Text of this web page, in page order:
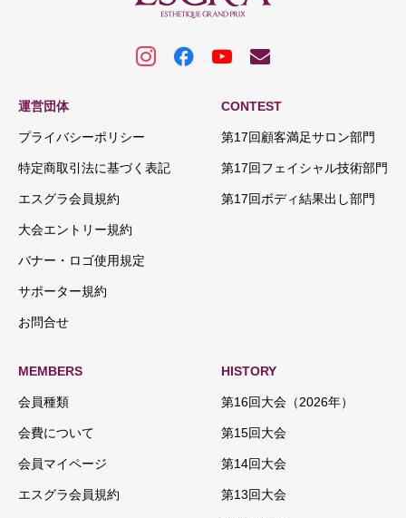
運営団体
プライバシーポリシー
特定商取引法に基づく表記
エスグラ会員規約
大会エントリー規約
バナー・ロゴ使用規定
サポーター規約
お問合せ
CONTEST
第17回顧客満足サロン部門
第17回フェイシャル技術部門
第17回ボディ結果出し部門
MEMBERS
会員種類
会費について
会員マイページ
エスグラ会員規約
HISTORY
第16回大会（2026年）
第15回大会
第14回大会
第13回大会